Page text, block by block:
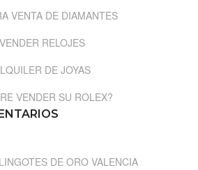
VENTA DE DIAMANTES
VENDER RELOJES
DE JOYAS
VENDER SU ROLEX?
DE ORO VALENCIA